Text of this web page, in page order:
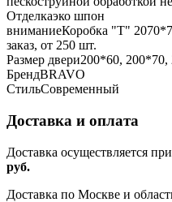
Отделкаэко шпон
вниманиеКоробка "Т"
заказ, от 250 шт.
Размер двери200*60,
БрендBRAVO
СтильСовременный
Доставка и оплата
Доставка осуществляется
руб.
Доставка по Москве и